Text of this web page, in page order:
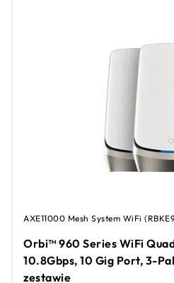
AXE11000 Mesh System WiFi
Orbi™ 960 Series WiFi
10.8Gbps, 10 Gig Port, 3-
zestawie